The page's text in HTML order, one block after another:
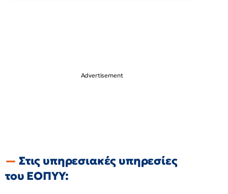
Στις υπηρεσιακές υπηρεσίες
του ΕΟΠΥΥ: